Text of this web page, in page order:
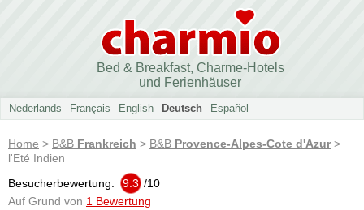
Bed & Breakfast, Charme-Hotels
und Ferienhäuser
Nederlands Français English Deutsch Español
Home > B&B Frankreich > B&B Provence-Alpes-Cote d'Azur>
l'Eté Indien
Besucherbewertung:
9.3 /10
Auf Grund von 1 Bewertung